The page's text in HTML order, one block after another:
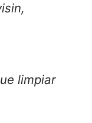
limpiar